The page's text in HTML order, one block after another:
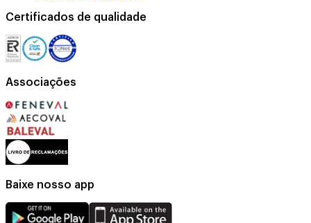
Certificados de qualidade
Associações
Baixe nosso app